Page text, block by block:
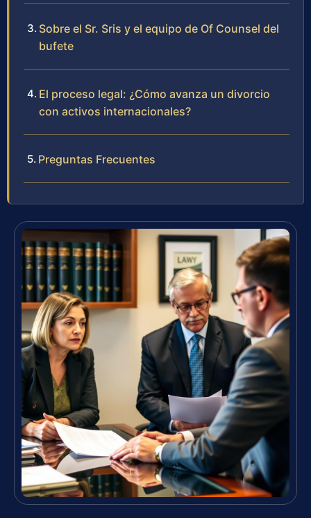
Sobre el Sr. Sris y el equipo de Of Counsel del
bufete
El proceso legal: ¿Cómo avanza un divorcio
con activos internacionales?
Preguntas Frecuentes